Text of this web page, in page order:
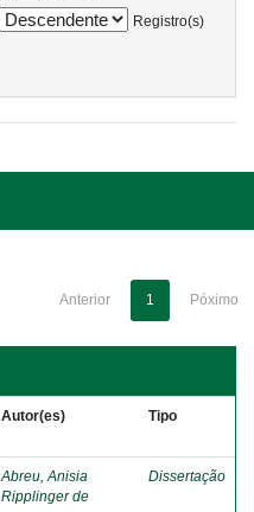
Registro(s)
Anterior 1 Póximo
Autor(es) Tipo
Abreu, Anisia
Ripplinger de
Dissertação